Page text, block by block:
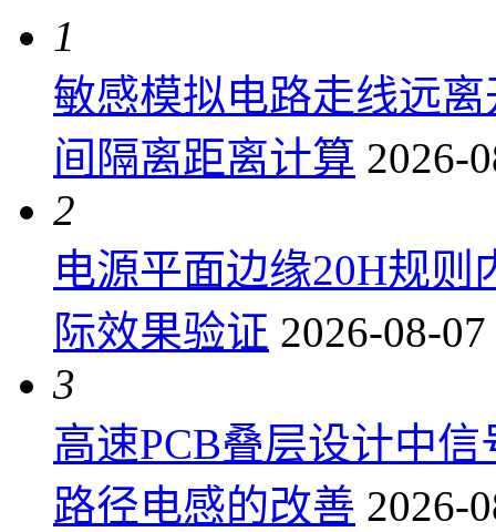
1
敏感模拟电路走线远
间隔离距离计算 2026-
2
电源平面边缘20H规
际效果验证 2026-08-
3
高速PCB叠层设计中
路径电感的改善 2026-